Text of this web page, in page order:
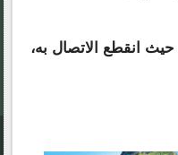
انقطع الاتصال به،